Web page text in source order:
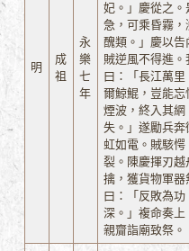
明
成
祖
永
樂
七
年
妃。」慶從之
急，可乘昏霧
醜類。」慶以告
賊逆風不得進
曰：「長江萬
爾鯨鯤，豈能
煙波，終入其
失。」遂勵兵
虹如電。賊駭
裂。陳慶揮刃
擒，獲貨物軍
曰：「反敗為
深。」複命奏上
親齎詣廟致祭。